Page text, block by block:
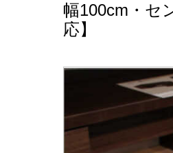
幅100cm・セ
応】